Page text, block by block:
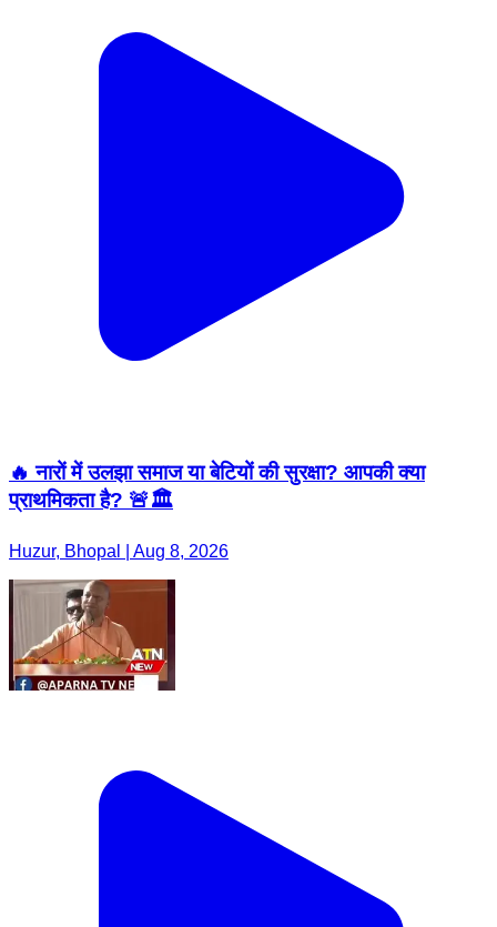
🔥 नारों में उलझा समाज या बेटियों की सुरक्षा? आपकी क्या
प्राथमिकता है? 🚨🏛️
Huzur, Bhopal | Aug 8, 2026